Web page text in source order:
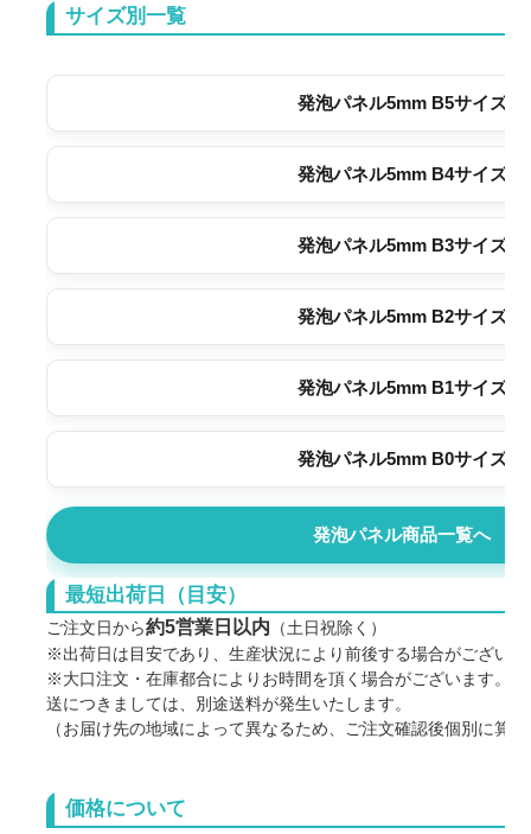
サイズ別一覧
発泡パネル5mm B5サイズ
発泡パネル5mm B4サイズ
発泡パネル5mm B3サイズ
発泡パネル5mm B2サイズ
発泡パネル5mm B1サイズ
発泡パネル5mm B0サイズ
発泡パネル商品一覧へ
最短出荷日（目安）
ご注文日から約5営業日以内 （土日祝除く）
※出荷日は目安であり、生産状況により前後する場合がござい
※大口注文・在庫都合によりお時間を頂く場合がございます。
送につきましては、別途送料が発生いたします。
（お届け先の地域によって異なるため、ご注文確認後個別に算
価格について